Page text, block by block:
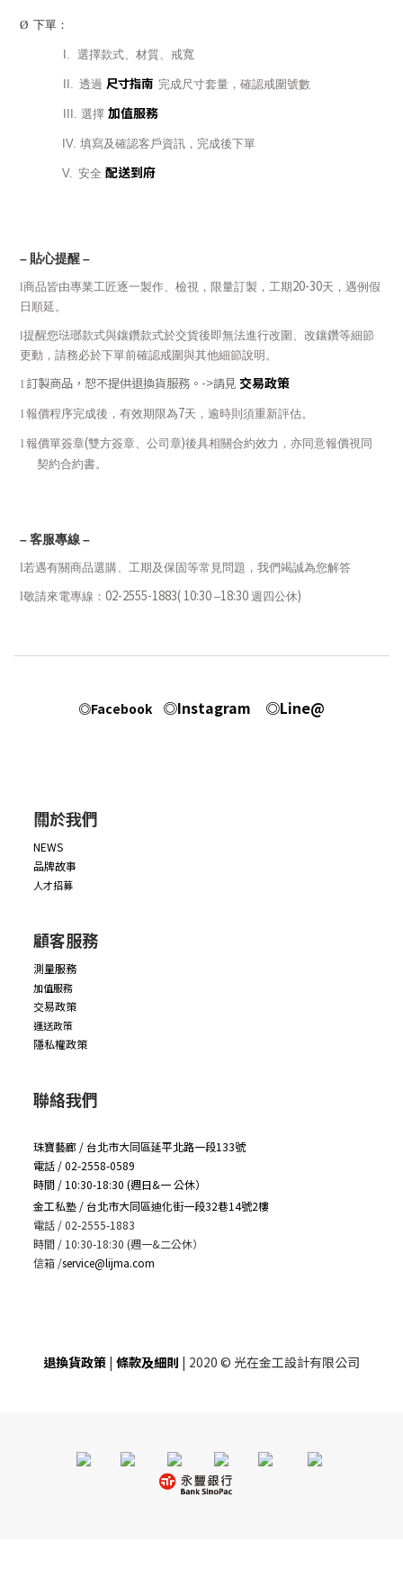
Ø 下單：
I. 選擇款式、材質、戒寬
II. 透過 尺寸指南 完成尺寸套量，確認戒圍號數
III. 選擇 加值服務
IV. 填寫及確認客戶資訊，完成後下單
V. 安全配送到府
– 貼心提醒–
l商品皆由專業工匠逐一製作、檢視，限量訂製，工期20-30天，遇例假
日順延。
l提醒您琺瑯款式與鑲鑽款式於交貨後即無法進行改圍、改鑲鑽等細節
更動，請務必於下單前確認戒圍與其他細節說明。
l 訂製商品，恕不提供退換貨服務。 ->請見 交易政策
l 報價程序完成後，有效期限為7天，逾時則須重新評估。
l 報價單簽章(雙方簽章、公司章)後具相關合約效力，亦同意報價視同
契約合約書。
–客服專線–
l若遇有關商品選購、工期及保固等常見問題，我們竭誠為您解答
l敬請來電專線： 02-2555-1883( 10:30 –18:30 週四公休)
◎Facebook ◎Instagram ◎Line@
關於我們
NEWS
品牌故事
人才招募
顧客服務
測量服務
加值服務
交易政策
運送政策
隱私權政策
聯絡我們
珠寶藝廊 / 台北市大同區延平北路一段133號
電話 / 02-2558-0589
時間 / 10:30-18:30 (週日&一 公休）
金工私塾 / 台北市大同區迪化街一段32巷14號2樓
電話 / 02-2555-1883
時間 / 10:30-18:30 (週一&二公休）
信箱 /service@lijma.com
退換貨政策 | 條款及細則 | 2020 © 光在金工設計有限公司